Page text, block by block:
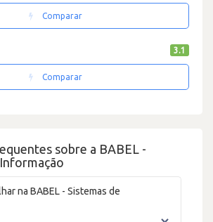
sobre a BABEL -
na BABEL - Sistemas de
Comparar
3.1
Comparar